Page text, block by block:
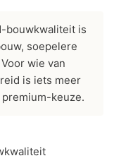
bouwkwaliteit is
soepelere
wie van
is iets meer
keuze.